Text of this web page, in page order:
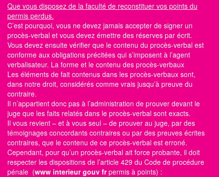
Que vous disposez de la faculté de reconstituer vos points du
permis perdus.
C’est pourquoi, vous ne devez jamais accepter de signer un
procès-verbal et vous devez émettre des réserves par écrit.
Vous devez ensuite vérifier que le contenu du procès-verbal est
conforme aux obligations précitées qui s’imposent à l’agent
verbalisateur. La forme et le contenu des procès-verbaux
Les éléments de fait contenus dans les procès-verbaux sont,
dans notre droit, considérés comme vrais jusqu’à preuve du
contraire.
Il n’appartient donc pas à l’administration de prouver devant le
juge que les faits relatés dans le procès-verbal sont exacts.
Il vous revient – et à vous seul – de prouver au juge, par des
témoignages concordants contraires ou par des preuves écrites
contraires, que le contenu de ce procès-verbal est erroné.
Cependant, pour qu’un procès-verbal ait force probante, il doit
respecter les dispositions de l’article 429 du Code de procédure
pénale (www interieur gouv frpermis à points) :